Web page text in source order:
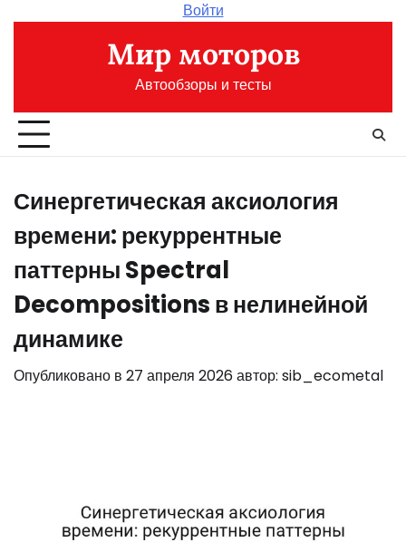
Войти
Мир моторов
Автообзоры и тесты
Синергетическая аксиология
времени: рекуррентные
паттерны Spectral
Decompositions в нелинейной
динамике
Опубликовано в 27 апреля 2026автор: sib_ecometal